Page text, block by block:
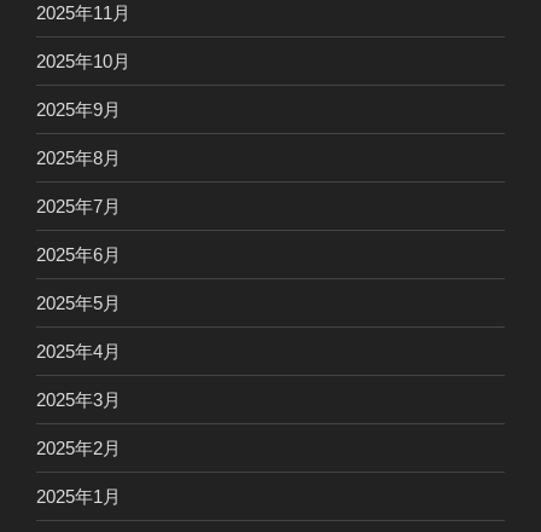
2025年11月
2025年10月
2025年9月
2025年8月
2025年7月
2025年6月
2025年5月
2025年4月
2025年3月
2025年2月
2025年1月